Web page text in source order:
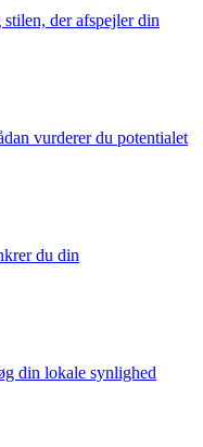
der afspejler din
vurderer du potentialet
du din
din lokale synlighed